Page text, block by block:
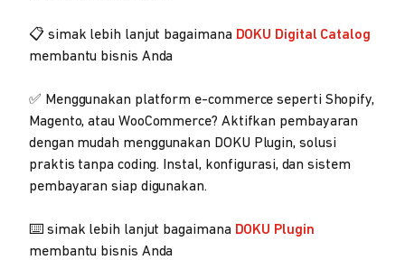
📋 simak lebih lanjut bagaimana DOKU Digital Catalog
membantu bisnis Anda
✅ Menggunakan platform e-commerce seperti Shopify,
Magento, atau WooCommerce? Aktifkan pembayaran
dengan mudah menggunakan DOKU Plugin, solusi
praktis tanpa coding. Instal, konfigurasi, dan sistem
pembayaran siap digunakan.
⌨️ simak lebih lanjut bagaimana DOKU Plugin
membantu bisnis Anda